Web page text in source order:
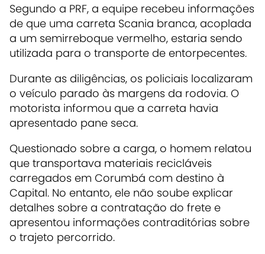
Segundo a PRF, a equipe recebeu informações
de que uma carreta Scania branca, acoplada
a um semirreboque vermelho, estaria sendo
utilizada para o transporte de entorpecentes.
Durante as diligências, os policiais localizaram
o veículo parado às margens da rodovia. O
motorista informou que a carreta havia
apresentado pane seca.
Questionado sobre a carga, o homem relatou
que transportava materiais recicláveis
carregados em Corumbá com destino à
Capital. No entanto, ele não soube explicar
detalhes sobre a contratação do frete e
apresentou informações contraditórias sobre
o trajeto percorrido.